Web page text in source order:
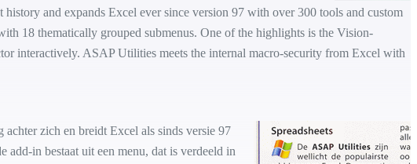
and expands Excel ever since version 97 with over 300 tools and custom
18 thematically grouped submenus. One of the highlights is the Vision-
interactively. ASAP Utilities meets the internal macro-security from Excel with
zich en breidt Excel als sinds versie 97
add-in bestaat uit een menu, dat is verdeeld in